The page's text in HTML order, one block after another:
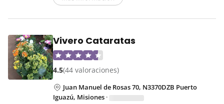
Vivero Cataratas
4.5(44 valoraciones)
Juan Manuel de Rosas 70, N3370DZB Puerto
Iguazú, Misiones ·